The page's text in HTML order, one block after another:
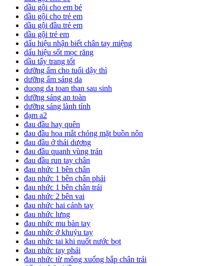
dầu gội cho em bé
dầu gội cho trẻ em
dầu gội đầu trẻ em
dầu gội trẻ em
dấu hiệu nhận biết chân tay miệng
dấu hiệu sốt mọc răng
dầu tẩy trang tốt
dưỡng ẩm cho tuổi dậy thì
dưỡng ẩm sáng da
duong da toan than sau sinh
dưỡng sáng an toàn
dưỡng sáng lành tính
đạm a2
đau đầu hay quên
đau đầu hoa mắt chóng mặt buồn nôn
đau đầu ở thái dương
đau đầu quanh vùng trán
đau đầu run tay chân
đau nhức 1 bên chân
đau nhức 1 bên chân phải
đau nhức 1 bên chân trái
đau nhức 2 bên vai
đau nhức hai cánh tay
đau nhức lưng
đau nhức mu bàn tay
đau nhức ở khuỷu tay
đau nhức tai khi nuốt nước bọt
đau nhức tay phải
đau nhức từ mông xuống bắp chân trái